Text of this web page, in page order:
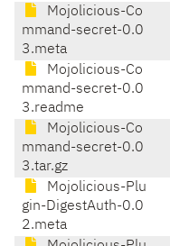
Mojolicious-Co
mmand-secret-0.0
3.meta
Mojolicious-Co
mmand-secret-0.0
3.readme
Mojolicious-Co
mmand-secret-0.0
3.tar.gz
Mojolicious-Plu
gin-DigestAuth-0.0
2.meta